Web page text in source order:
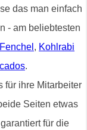
das man einfach
- am beliebtesten
Fenchel , Kohlrabi
.
für ihre Mitarbeiter
Seiten etwas
für die